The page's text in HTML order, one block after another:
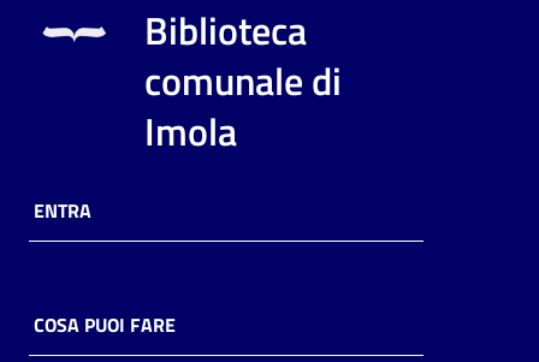
Biblioteca
comunale di
Imola
ENTRA
COSA PUOI FARE